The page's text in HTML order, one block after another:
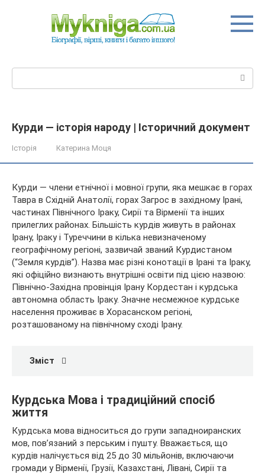
Курди — історія народу | Історичний документ
Історія Катерина Моця
Курди — члени етнічної і мовної групи, яка мешкає в горах
Тавра в Східній Анатолії, горах Загрос в західному Ірані,
частинах Північного Іраку, Сирії та Вірменії та інших
прилеглих районах. Більшість курдів живуть в районах
Ірану, Іраку і Туреччини в кілька невизначеному
географічному регіоні, зазвичай званий Курдистаном
(“Земля курдів”). Назва має різні конотації в Ірані та Іраку,
які офіційно визнають внутрішні освіти під цією назвою:
Північно-Західна провінція Ірану Кордестан і курдська
автономна область Іраку. Значне несмежное курдське
населення проживає в Хорасанском регіоні,
розташованому на північному сході Ірану.
Зміст
Курдська Мова і традиційний спосіб
життя
Курдська мова відноситься до групи западноиранских
мов, пов’язаний з перським і пушту. Вважається, що
курдів налічується від 25 до 30 мільйонів, включаючи
громади у Вірменії, Грузії, Казахстані, Лівані, Сирії та